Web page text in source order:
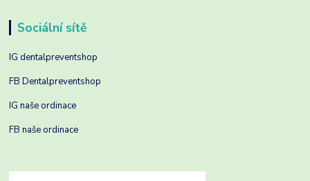
Sociální sítě
IG dentalpreventshop
FB Dentalpreventshop
IG naše ordinace
FB naše ordinace